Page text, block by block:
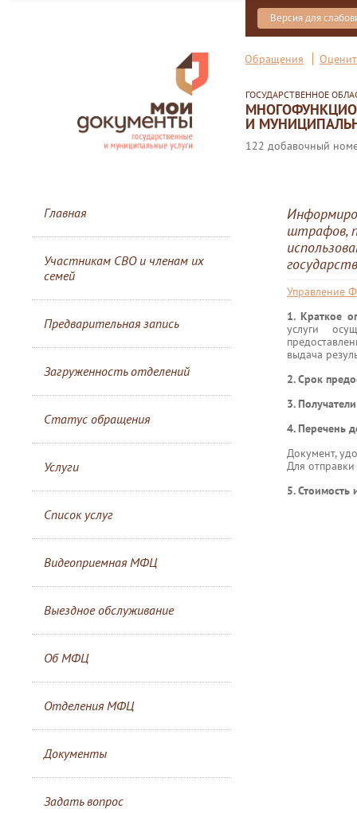
Версия для
Обращения
ГОСУДАРСТВЕННОЕ
И
122 добавочный
Главная
Участникам СВО и членам их
семей
Предварительная запись
Загруженность отделений
Статус обращения
Услуги
Список услуг
Видеоприемная МФЦ
Выездное обслуживание
Об МФЦ
Отделения МФЦ
Документы
Задать вопрос
штрафов,
Управление
1. Краткое
услуги
выдача
2. Срок
3.
4. Перечень
Документ,
Для
5. Стоимость